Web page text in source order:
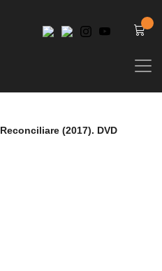
Reconciliare (2017). DVD